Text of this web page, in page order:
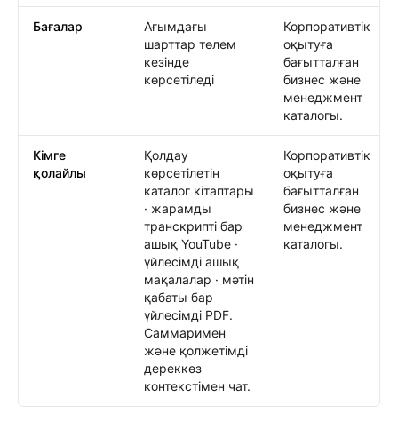
Бағалар
Ағымдағы
шарттар төлем
кезінде
көрсетіледі
Корпоративтік
оқытуға
бағытталған
бизнес және
менеджмент
каталогы.
Кімге
қолайлы
Қолдау
көрсетілетін
каталог кітаптары
· жарамды
транскрипті бар
ашық YouTube ·
үйлесімді ашық
мақалалар · мәтін
қабаты бар
үйлесімді PDF.
Саммаримен
және қолжетімді
дереккөз
контекстімен чат.
Корпоративтік
оқытуға
бағытталған
бизнес және
менеджмент
каталогы.